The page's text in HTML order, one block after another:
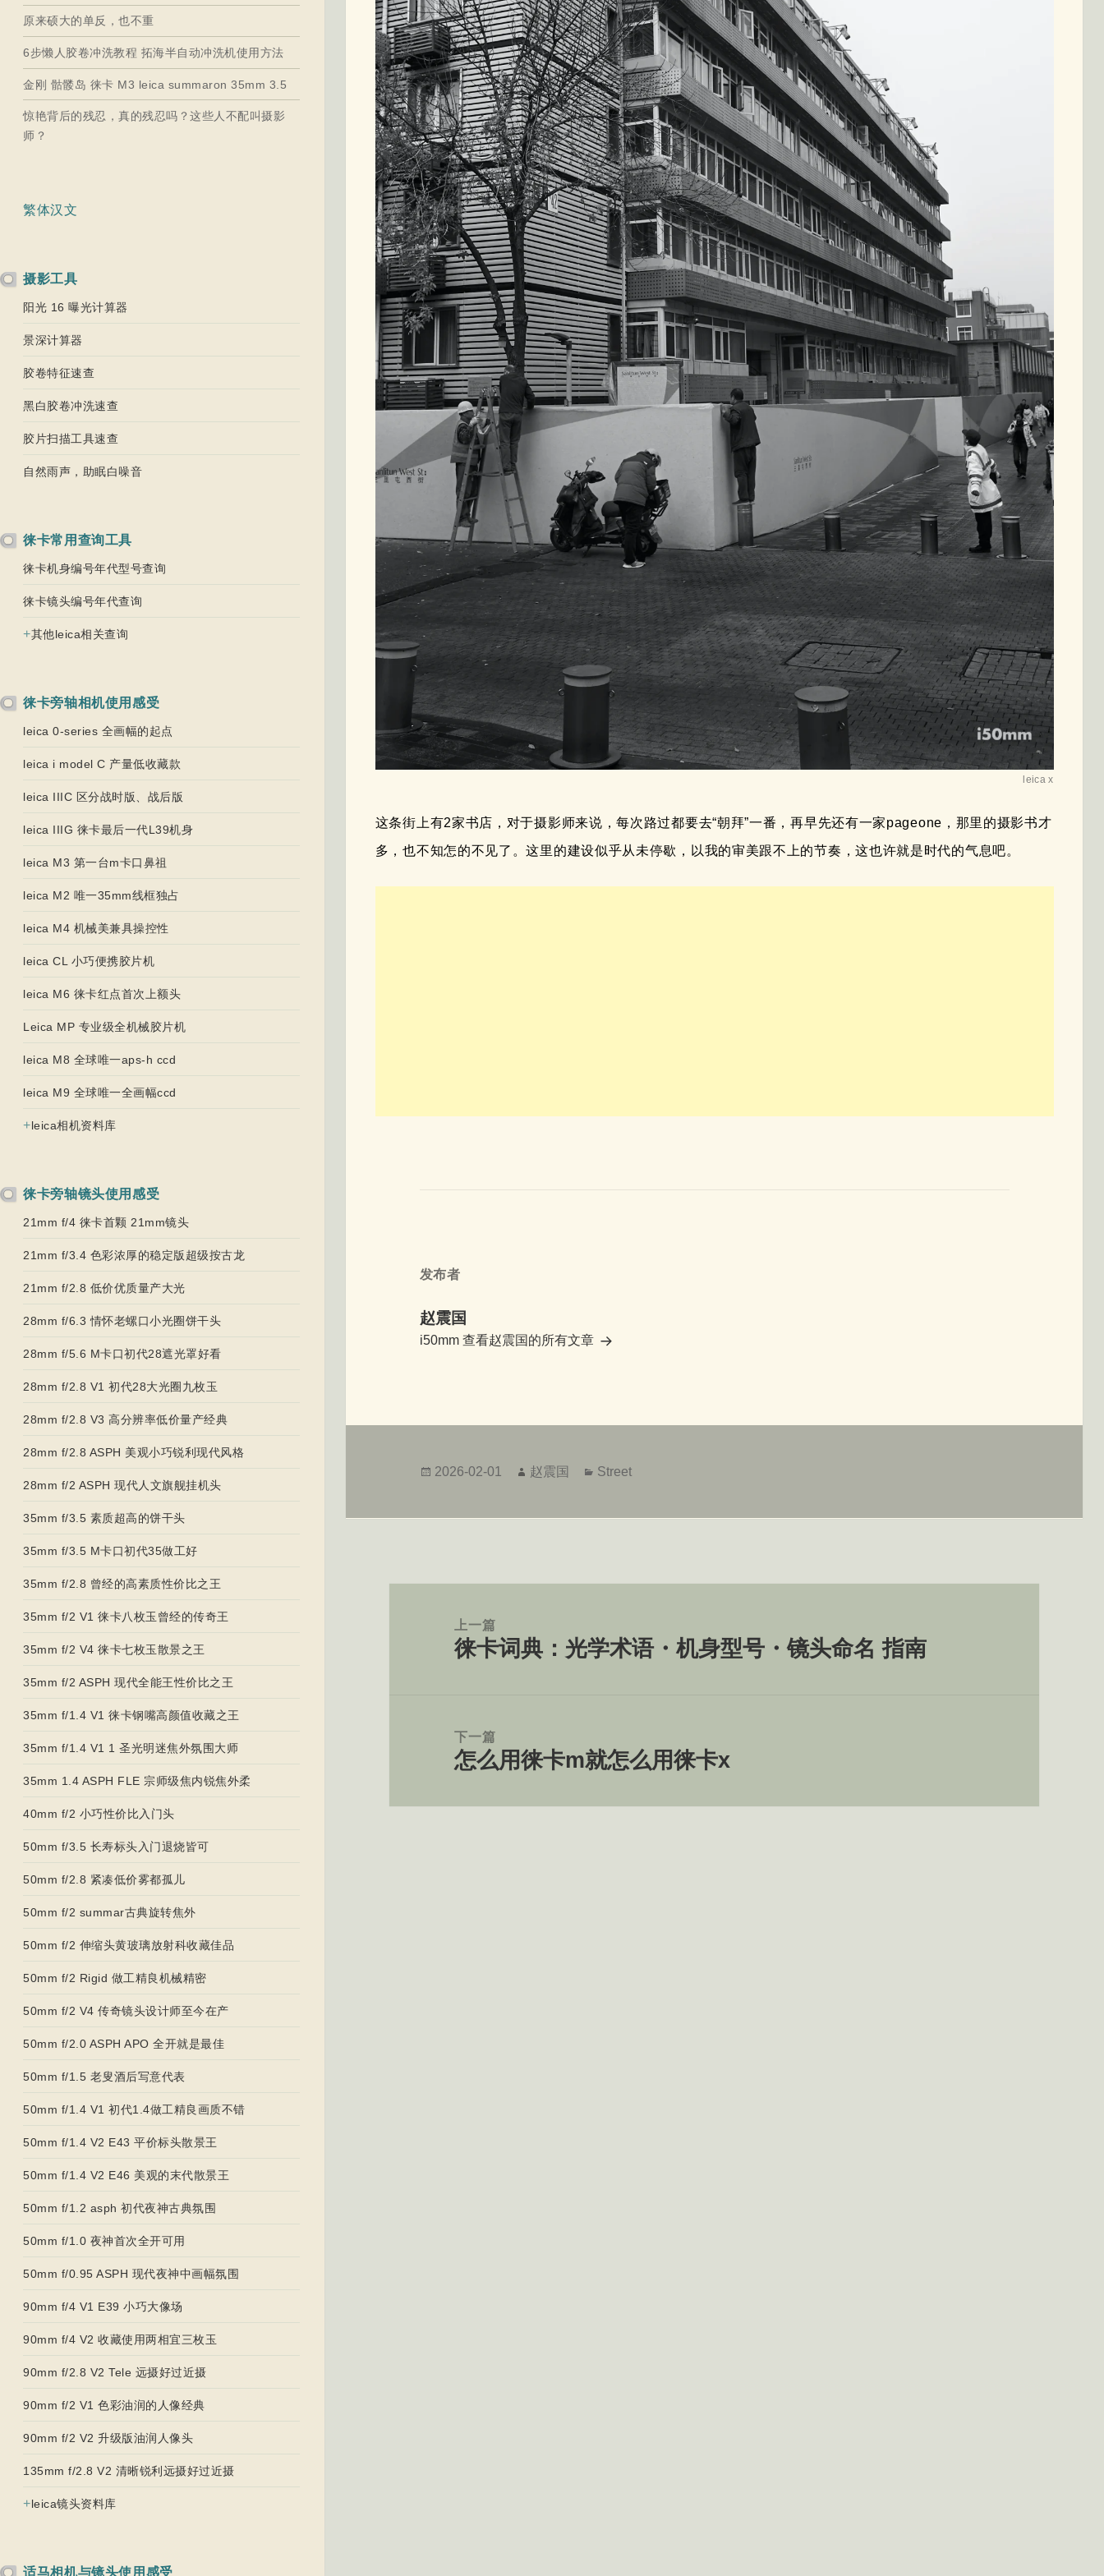
原来硕大的单反，也不重
6步懒人胶卷冲洗教程 拓海半自动冲洗机使用方法
金刚 骷髅岛 徕卡 M3 leica summaron 35mm 3.5
惊艳背后的残忍，真的残忍吗？这些人不配叫摄影
师？
繁体汉文
摄影工具
阳光 16 曝光计算器
景深计算器
胶卷特征速查
黑白胶卷冲洗速查
胶片扫描工具速查
自然雨声，助眠白噪音
徕卡常用查询工具
徕卡机身编号年代型号查询
徕卡镜头编号年代查询
+其他leica相关查询
徕卡旁轴相机使用感受
leica 0-series 全画幅的起点
leica i model C 产量低收藏款
leica IIIC 区分战时版、战后版
leica IIIG 徕卡最后一代L39机身
leica M3 第一台m卡口鼻祖
leica M2 唯一35mm线框独占
leica M4 机械美兼具操控性
leica CL 小巧便携胶片机
leica M6 徕卡红点首次上额头
Leica MP 专业级全机械胶片机
leica M8 全球唯一aps-h ccd
leica M9 全球唯一全画幅ccd
+leica相机资料库
徕卡旁轴镜头使用感受
21mm f/4 徕卡首颗 21mm镜头
21mm f/3.4 色彩浓厚的稳定版超级按古龙
21mm f/2.8 低价优质量产大光
28mm f/6.3 情怀老螺口小光圈饼干头
28mm f/5.6 M卡口初代28遮光罩好看
28mm f/2.8 V1 初代28大光圈九枚玉
28mm f/2.8 V3 高分辨率低价量产经典
28mm f/2.8 ASPH 美观小巧锐利现代风格
28mm f/2 ASPH 现代人文旗舰挂机头
35mm f/3.5 素质超高的饼干头
35mm f/3.5 M卡口初代35做工好
35mm f/2.8 曾经的高素质性价比之王
35mm f/2 V1 徕卡八枚玉曾经的传奇王
35mm f/2 V4 徕卡七枚玉散景之王
35mm f/2 ASPH 现代全能王性价比之王
35mm f/1.4 V1 徕卡钢嘴高颜值收藏之王
35mm f/1.4 V1 1 圣光明迷焦外氛围大师
35mm 1.4 ASPH FLE 宗师级焦内锐焦外柔
40mm f/2 小巧性价比入门头
50mm f/3.5 长寿标头入门退烧皆可
50mm f/2.8 紧凑低价雾都孤儿
50mm f/2 summar古典旋转焦外
50mm f/2 伸缩头黄玻璃放射科收藏佳品
50mm f/2 Rigid 做工精良机械精密
50mm f/2 V4 传奇镜头设计师至今在产
50mm f/2.0 ASPH APO 全开就是最佳
50mm f/1.5 老叟酒后写意代表
50mm f/1.4 V1 初代1.4做工精良画质不错
50mm f/1.4 V2 E43 平价标头散景王
50mm f/1.4 V2 E46 美观的末代散景王
50mm f/1.2 asph 初代夜神古典氛围
50mm f/1.0 夜神首次全开可用
50mm f/0.95 ASPH 现代夜神中画幅氛围
90mm f/4 V1 E39 小巧大像场
90mm f/4 V2 收藏使用两相宜三枚玉
90mm f/2.8 V2 Tele 远摄好过近摄
90mm f/2 V1 色彩油润的人像经典
90mm f/2 V2 升级版油润人像头
135mm f/2.8 V2 清晰锐利远摄好过近摄
+leica镜头资料库
适马相机与镜头使用感受
leica x
这条街上有2家书店，对于摄影师来说，每次路过都要去“朝拜”一番，再早先还有一家pageone，那里的摄影书才
多，也不知怎的不见了。这里的建设似乎从未停歇，以我的审美跟不上的节奏，这也许就是时代的气息吧。
发布者
赵震国
i50mm 查看赵震国的所有文章
发
2026-02-01
作
赵震国
分
Street
上一篇
上
徕卡词典：光学术语・机身型号・镜头命名 指南
下一篇
下
文
怎么用徕卡m就怎么用徕卡x